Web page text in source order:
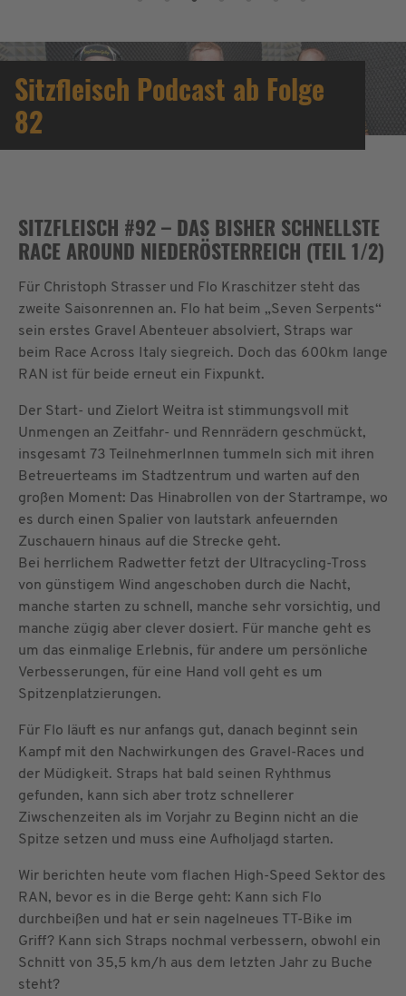
Sitzfleisch Podcast ab Folge
82
SITZFLEISCH #92 – DAS BISHER SCHNELLSTE
RACE AROUND NIEDERÖSTERREICH (TEIL 1/2)
Für Christoph Strasser und Flo Kraschitzer steht das
zweite Saisonrennen an. Flo hat beim „Seven Serpents“
sein erstes Gravel Abenteuer absolviert, Straps war
beim Race Across Italy siegreich. Doch das 600km lange
RAN ist für beide erneut ein Fixpunkt.
Der Start- und Zielort Weitra ist stimmungsvoll mit
Unmengen an Zeitfahr- und Rennrädern geschmückt,
insgesamt 73 TeilnehmerInnen tummeln sich mit ihren
Betreuerteams im Stadtzentrum und warten auf den
großen Moment: Das Hinabrollen von der Startrampe, wo
es durch einen Spalier von lautstark anfeuernden
Zuschauern hinaus auf die Strecke geht.
Bei herrlichem Radwetter fetzt der Ultracycling-Tross
von günstigem Wind angeschoben durch die Nacht,
manche starten zu schnell, manche sehr vorsichtig, und
manche zügig aber clever dosiert. Für manche geht es
um das einmalige Erlebnis, für andere um persönliche
Verbesserungen, für eine Hand voll geht es um
Spitzenplatzierungen.
Für Flo läuft es nur anfangs gut, danach beginnt sein
Kampf mit den Nachwirkungen des Gravel-Races und
der Müdigkeit. Straps hat bald seinen Ryhthmus
gefunden, kann sich aber trotz schnellerer
Ziwschenzeiten als im Vorjahr zu Beginn nicht an die
Spitze setzen und muss eine Aufholjagd starten.
Wir berichten heute vom flachen High-Speed Sektor des
RAN, bevor es in die Berge geht: Kann sich Flo
durchbeißen und hat er sein nagelneues TT-Bike im
Griff? Kann sich Straps nochmal verbessern, obwohl ein
Schnitt von 35,5 km/h aus dem letzten Jahr zu Buche
steht?